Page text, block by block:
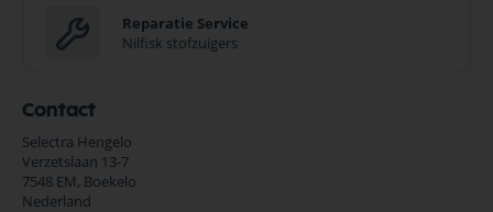
Reparatie Service
Nilfisk stofzuigers
Contact
Selectra Hengelo
Verzetslaan 13-7
7548 EM, Boekelo
Nederland